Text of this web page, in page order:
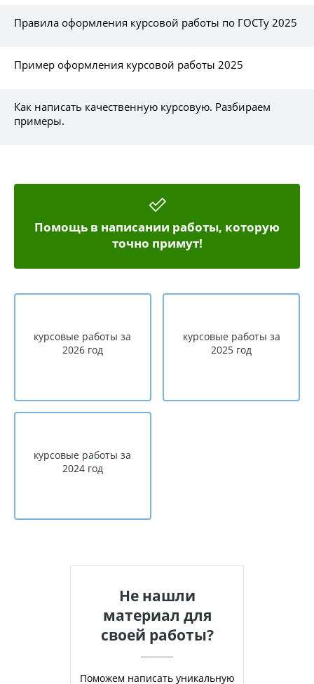
Правила оформления курсовой работы по ГОСТу 2025
Пример оформления курсовой работы 2025
Как написать качественную курсовую. Разбираем
примеры.
Помощь в написании работы, которую
точно примут!
курсовые работы за
2026 год
курсовые работы за
2025 год
курсовые работы за
2024 год
Не нашли
материал для
своей работы?
Поможем написать уникальную